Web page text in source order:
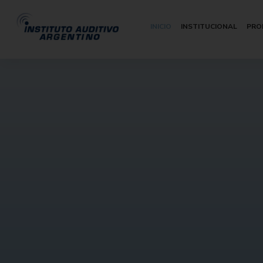
INICIO INSTITUCIONAL